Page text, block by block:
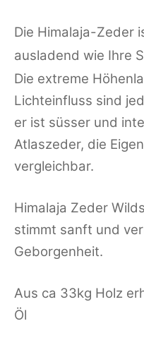
Die Himalaja-Zeder
ausladend wie Ihre
Die extreme
Lichteinfluss sind
er ist süsser und
Atlaszeder, die
vergleichbar.
Himalaja Zeder
stimmt sanft und
Geborgenheit.
Aus ca 33kg Holz
Öl